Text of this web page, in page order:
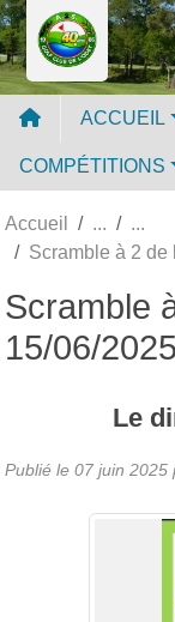
ACCUEIL
COMPÉTITIONS
Accueil
Scramble à 2
Scramble
15/06/2025
Le
Publié le 07 juin 2025
Panneau de